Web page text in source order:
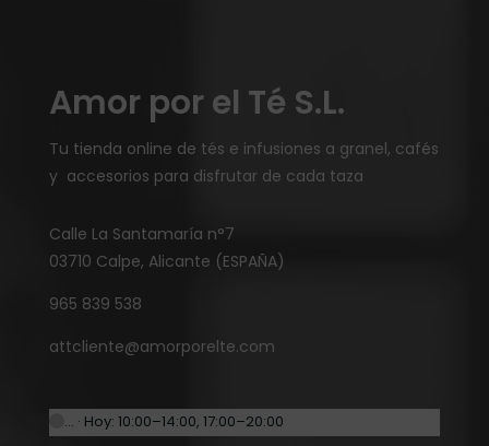
Amor por el Té S.L.
Tu tienda online de tés e infusiones a granel, cafés
y accesorios para disfrutar de cada taza
Calle La Santamaría n°7
03710 Calpe, Alicante (ESPAÑA)
965 839 538
attcliente@amorporelte.com
… · Hoy: 10:00–14:00, 17:00–20:00